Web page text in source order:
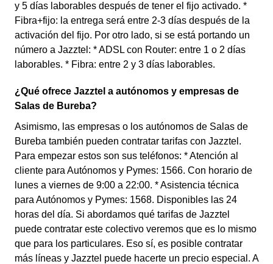
y 5 días laborables después de tener el fijo activado. *
Fibra+fijo: la entrega será entre 2-3 días después de la
activación del fijo. Por otro lado, si se está portando un
número a Jazztel: * ADSL con Router: entre 1 o 2 días
laborables. * Fibra: entre 2 y 3 días laborables.
¿Qué ofrece Jazztel a autónomos y empresas de
Salas de Bureba?
Asimismo, las empresas o los autónomos de Salas de
Bureba también pueden contratar tarifas con Jazztel.
Para empezar estos son sus teléfonos: * Atención al
cliente para Autónomos y Pymes: 1566. Con horario de
lunes a viernes de 9:00 a 22:00. * Asistencia técnica
para Autónomos y Pymes: 1568. Disponibles las 24
horas del día. Si abordamos qué tarifas de Jazztel
puede contratar este colectivo veremos que es lo mismo
que para los particulares. Eso sí, es posible contratar
más líneas y Jazztel puede hacerte un precio especial. A